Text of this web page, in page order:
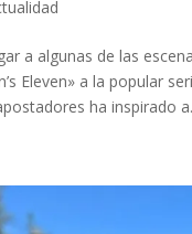
a algunas de las
Eleven» a la popular
ha inspirado